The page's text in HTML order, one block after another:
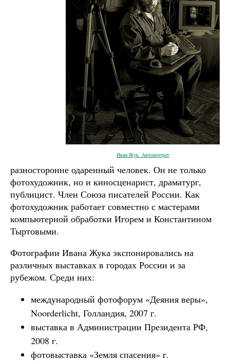
Иван Жук. Автопортрет
разносторонне одаренный человек. Он не только
фотохудожник, но и киносценарист, драматург,
публицист. Член Союза писателей России. Как
фотохудожник работает совместно с мастерами
компьютерной обработки Игорем и Константином
Тыртовыми.
Фотографии Ивана Жука экспонировались на
различных выставках в городах России и за
рубежом. Среди них:
международный фотофорум «Деяния веры»,
Noorderlicht, Голландия, 2007 г.
выставка в Администрации Президента РФ,
2008 г.
фотовыставка «Земля спасения» г.